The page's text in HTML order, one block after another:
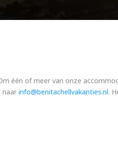
één of meer van onze
naarinfo@benitachellvakanties.nl.